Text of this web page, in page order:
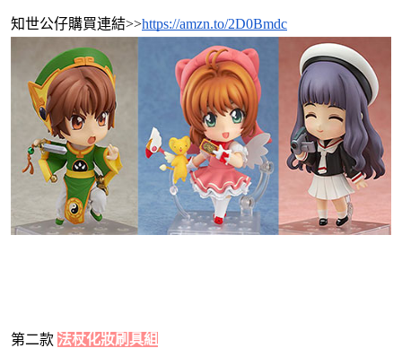
知世公仔購買連結>>https://amzn.to/2D0Bmdc
第二款 法杖化妝刷具組